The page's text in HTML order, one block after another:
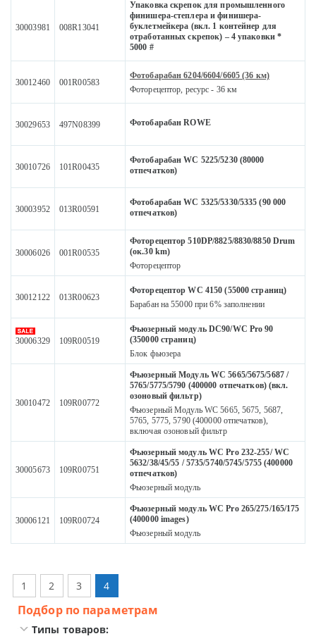
30003981 008R13041
Упаковка скрепок для промышленного
финишера-степлера и финишера-
буклетмейкера (вкл. 1 контейнер для
отработанных скрепок) – 4 упаковки *
5000 #
30012460 001R00583
Фотобарабан 6204/6604/6605 (36 км)
Фоторецептор, ресурс - 36 км
30029653 497N08399 Фотобарабан ROWE
30010726 101R00435
Фотобарабан WC 5225/5230 (80000
отпечатков)
30003952 013R00591
Фотобарабан WC 5325/5330/5335 (90 000
отпечатков)
30006026 001R00535
Фоторецептор 510DP/8825/8830/8850 Drum
(ок.30 km)
Фоторецептор
30012122 013R00623
Фоторецептор WC 4150 (55000 страниц)
Барабан на 55000 при 6% заполнении
30006329 109R00519
Фьюзерный модуль DC90/WC Pro 90
(350000 страниц)
Блок фьюзера
30010472 109R00772
Фьюзерный Модуль WC 5665/5675/5687 /
5765/5775/5790 (400000 отпечатков) (вкл.
озоновый фильтр)
Фьюзерный Модуль WC 5665, 5675, 5687,
5765, 5775, 5790 (400000 отпечатков),
включая озоновый фильтр
30005673 109R00751
Фьюзерный модуль WC Pro 232-255/ WC
5632/38/45/55 / 5735/5740/5745/5755 (400000
отпечатков)
Фьюзерный модуль
30006121 109R00724
Фьюзерный модуль WC Pro 265/275/165/175
(400000 images)
Фьюзерный модуль
1 2 3 4
Подбор по параметрам
Типы товаров: